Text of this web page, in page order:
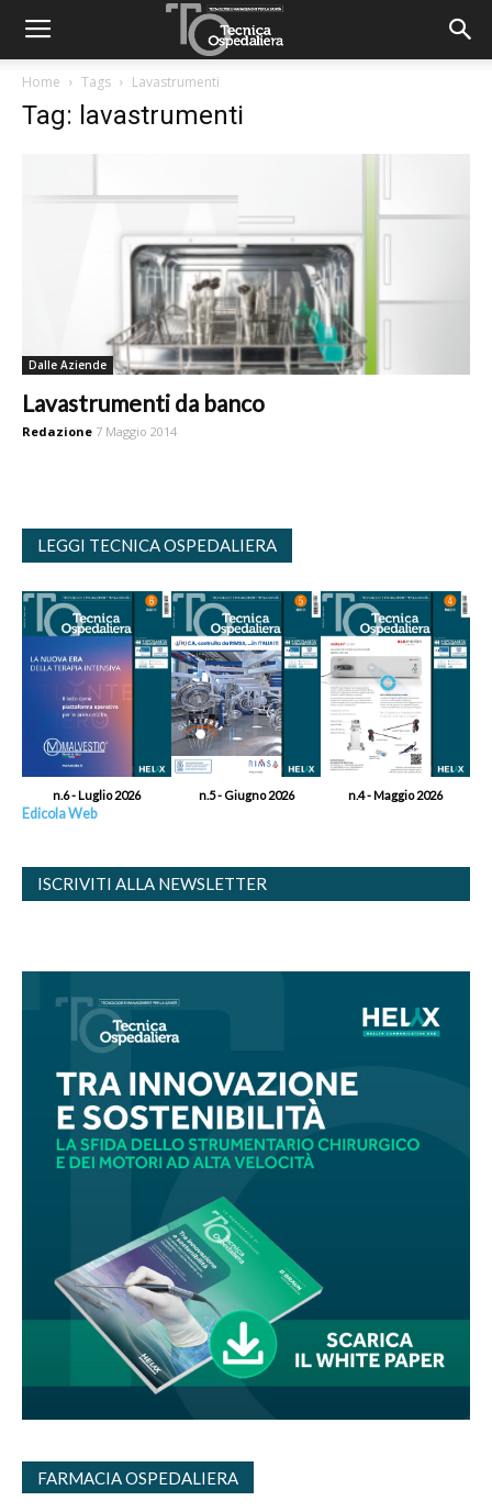
Home Tags Lavastrumenti
Tag: lavastrumenti
Dalle Aziende
Lavastrumenti da banco
Redazione 7 Maggio 2014
LEGGI TECNICA OSPEDALIERA
n.6 - Luglio 2026 n.5 - Giugno 2026 n.4 - Maggio 2026
Edicola Web
ISCRIVITI ALLA NEWSLETTER
FARMACIA OSPEDALIERA